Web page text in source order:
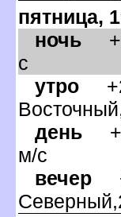
пятница,
ночь
с
утро
день
м/с
ечер